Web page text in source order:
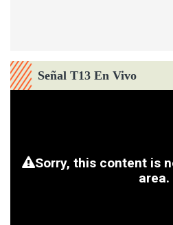
Señal T13 En Vivo